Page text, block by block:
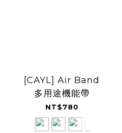
[CAYL] Air Band
多用途機能帶
NT$780